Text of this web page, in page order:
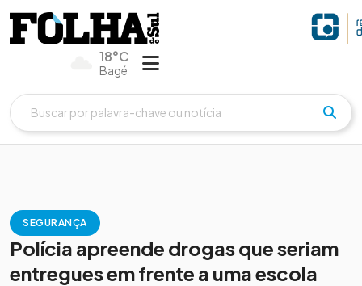
18°C
Bagé
SEGURANÇA
Polícia apreende drogas que seriam
entregues em frente a uma escola